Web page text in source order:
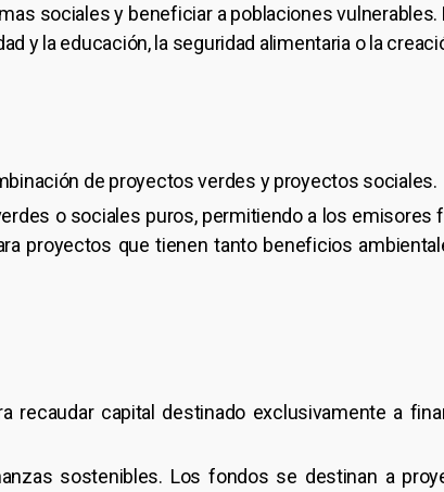
sociales y beneficiar a poblaciones
y la educación, la seguridad alimentaria o la
de proyectos verdes y proyectos sociales.
o sociales puros, permitiendo a los emisores
proyectos que tienen tanto beneficios
capital destinado exclusivamente a
sostenibles. Los fondos se destinan a